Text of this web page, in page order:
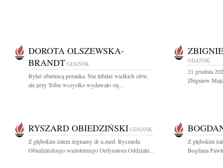
DOROTA OLSZEWSKA-
BRANDT GDAŃSK
Byłaś obietnicą poranka. Nie lubiłaś wielkich słów,
ale przy Tobie wszystko wydawało się...
GDAŃSK
21 grudnia
Zbigniew
RYSZARD OBIEDZIŃSKI GDAŃSK
Z głębokim żalem żegnamy dr n.med. Ryszarda
Obiedzińskiego wieloletniego Ordynatora Oddziału...
Z głębokim
Bogdana